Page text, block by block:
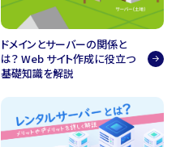
ドメインとサーバーの関係と
は？ Web サイト作成に役立つ
基礎知識を解説